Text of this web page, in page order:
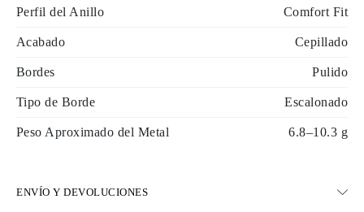
Perfil del Anillo Comfort Fit
Acabado Cepillado
Bordes Pulido
Tipo de Borde Escalonado
Peso Aproximado del Metal 6.8–10.3 g
ENVÍO Y DEVOLUCIONES